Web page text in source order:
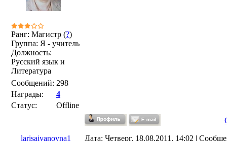
Ранг: Магистр (?)
Группа: Я - учитель
Должность:
Русский язык и
Литература
Сообщений: 298
Награды:
4
Статус:
Offline
larisaivanovna1 Дата: Четверг, 18.08.2011, 14:02 |